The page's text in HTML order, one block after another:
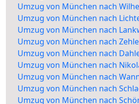
Umzug von München nach
Umzug von München nach
Umzug von München nach
Umzug von München nach
Umzug von München nach
Umzug von München nach
Umzug von München nach
Umzug von München nach
Umzug von München nach